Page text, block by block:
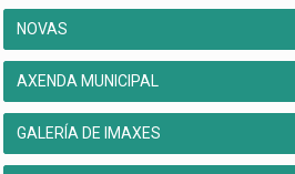
NOVAS
AXENDA MUNICIPAL
GALERÍA DE IMAXES